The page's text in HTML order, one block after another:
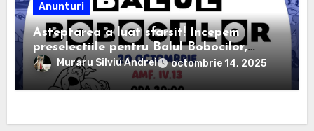
Anunturi
Asteptarea a luat sfarsit! Incepem
preselectiile pentru Balul Bobocilor,
editia 2025.
Muraru Silviu Andrei octombrie 14, 2025